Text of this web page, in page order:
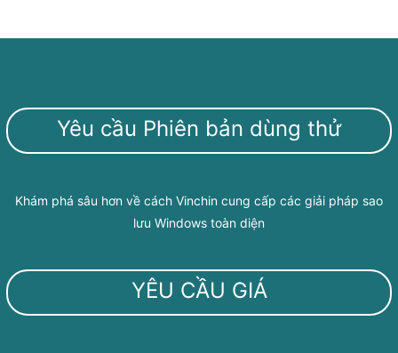
Yêu cầu Phiên bản dùng thử
Khám phá sâu hơn về cách Vinchin cung cấp các giải pháp sao
lưu Windows toàn diện
YÊU CẦU GIÁ